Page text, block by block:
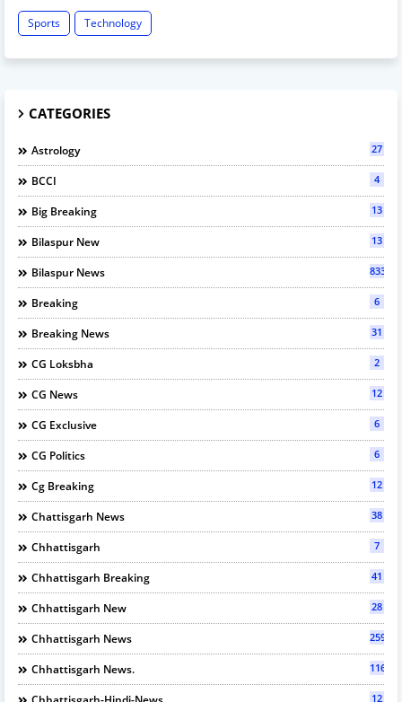
Sports Technology
CATEGORIES
Astrology 27
BCCI 4
Big Breaking 13
Bilaspur New 13
Bilaspur News 833
Breaking 6
Breaking News 31
CG Loksbha 2
CG News 12
CG Exclusive 6
CG Politics 6
Cg Breaking 12
Chattisgarh News 38
Chhattisgarh 7
Chhattisgarh Breaking 41
Chhattisgarh New 28
Chhattisgarh News 2594
Chhattisgarh News. 116
12